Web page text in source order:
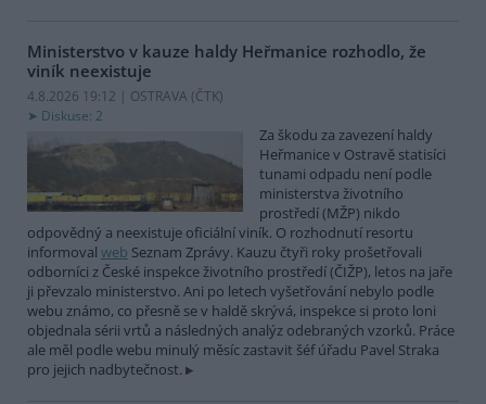
Ministerstvo v kauze haldy Heřmanice rozhodlo, že
viník neexistuje
4.8.2026 19:12 | OSTRAVA (ČTK)
Diskuse: 2
Za škodu za zavezení haldy
Heřmanice v Ostravě statisíci
tunami odpadu není podle
ministerstva životního
prostředí (MŽP) nikdo
odpovědný a neexistuje oficiální viník. O rozhodnutí resortu
informoval web Seznam Zprávy. Kauzu čtyři roky prošetřovali
odborníci z České inspekce životního prostředí (ČIŽP), letos na jaře
ji převzalo ministerstvo. Ani po letech vyšetřování nebylo podle
webu známo, co přesně se v haldě skrývá, inspekce si proto loni
objednala sérii vrtů a následných analýz odebraných vzorků. Práce
ale měl podle webu minulý měsíc zastavit šéf úřadu Pavel Straka
pro jejich nadbytečnost.